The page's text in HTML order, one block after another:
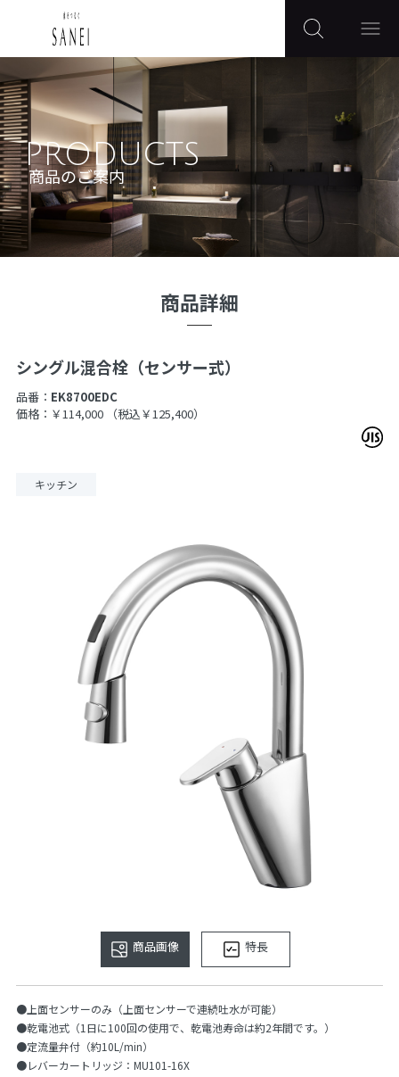
PRODUCTS
商品のご案内
商品詳細
シングル混合栓（センサー式）
品番： EK8700EDC
価格：￥114,000
（税込￥125,400）
キッチン
商品画像 特長
●上面センサーのみ（上面センサーで連続吐水が可能）
●乾電池式（1日に100回の使用で、乾電池寿命は約2年間です。）
●定流量弁付（約10L/min）
●レバーカートリッジ：MU101-16X